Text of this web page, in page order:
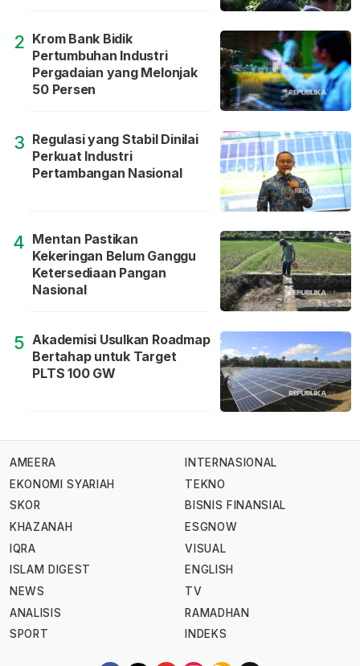
2 Krom Bank Bidik
Pertumbuhan Industri
Pergadaian yang Melonjak
50 Persen
3 Regulasi yang Stabil Dinilai
Perkuat Industri
Pertambangan Nasional
4 Mentan Pastikan
Kekeringan Belum Ganggu
Ketersediaan Pangan
Nasional
5 Akademisi Usulkan Roadmap
Bertahap untuk Target
PLTS 100 GW
AMEERA
EKONOMI SYARIAH
SKOR
KHAZANAH
IQRA
ISLAM DIGEST
NEWS
ANALISIS
SPORT
INTERNASIONAL
TEKNO
BISNIS FINANSIAL
ESGNOW
VISUAL
ENGLISH
TV
RAMADHAN
INDEKS